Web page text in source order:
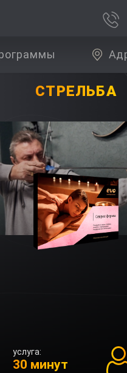
СТРЕЛЬБА
услуга:
30 минут